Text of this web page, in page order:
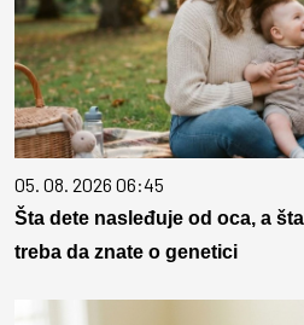
05. 08. 2026 06:45
Šta dete nasleđuje od oca, a
treba da znate o genetici